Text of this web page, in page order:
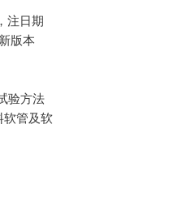
注日期
版本
验方法
软管及软